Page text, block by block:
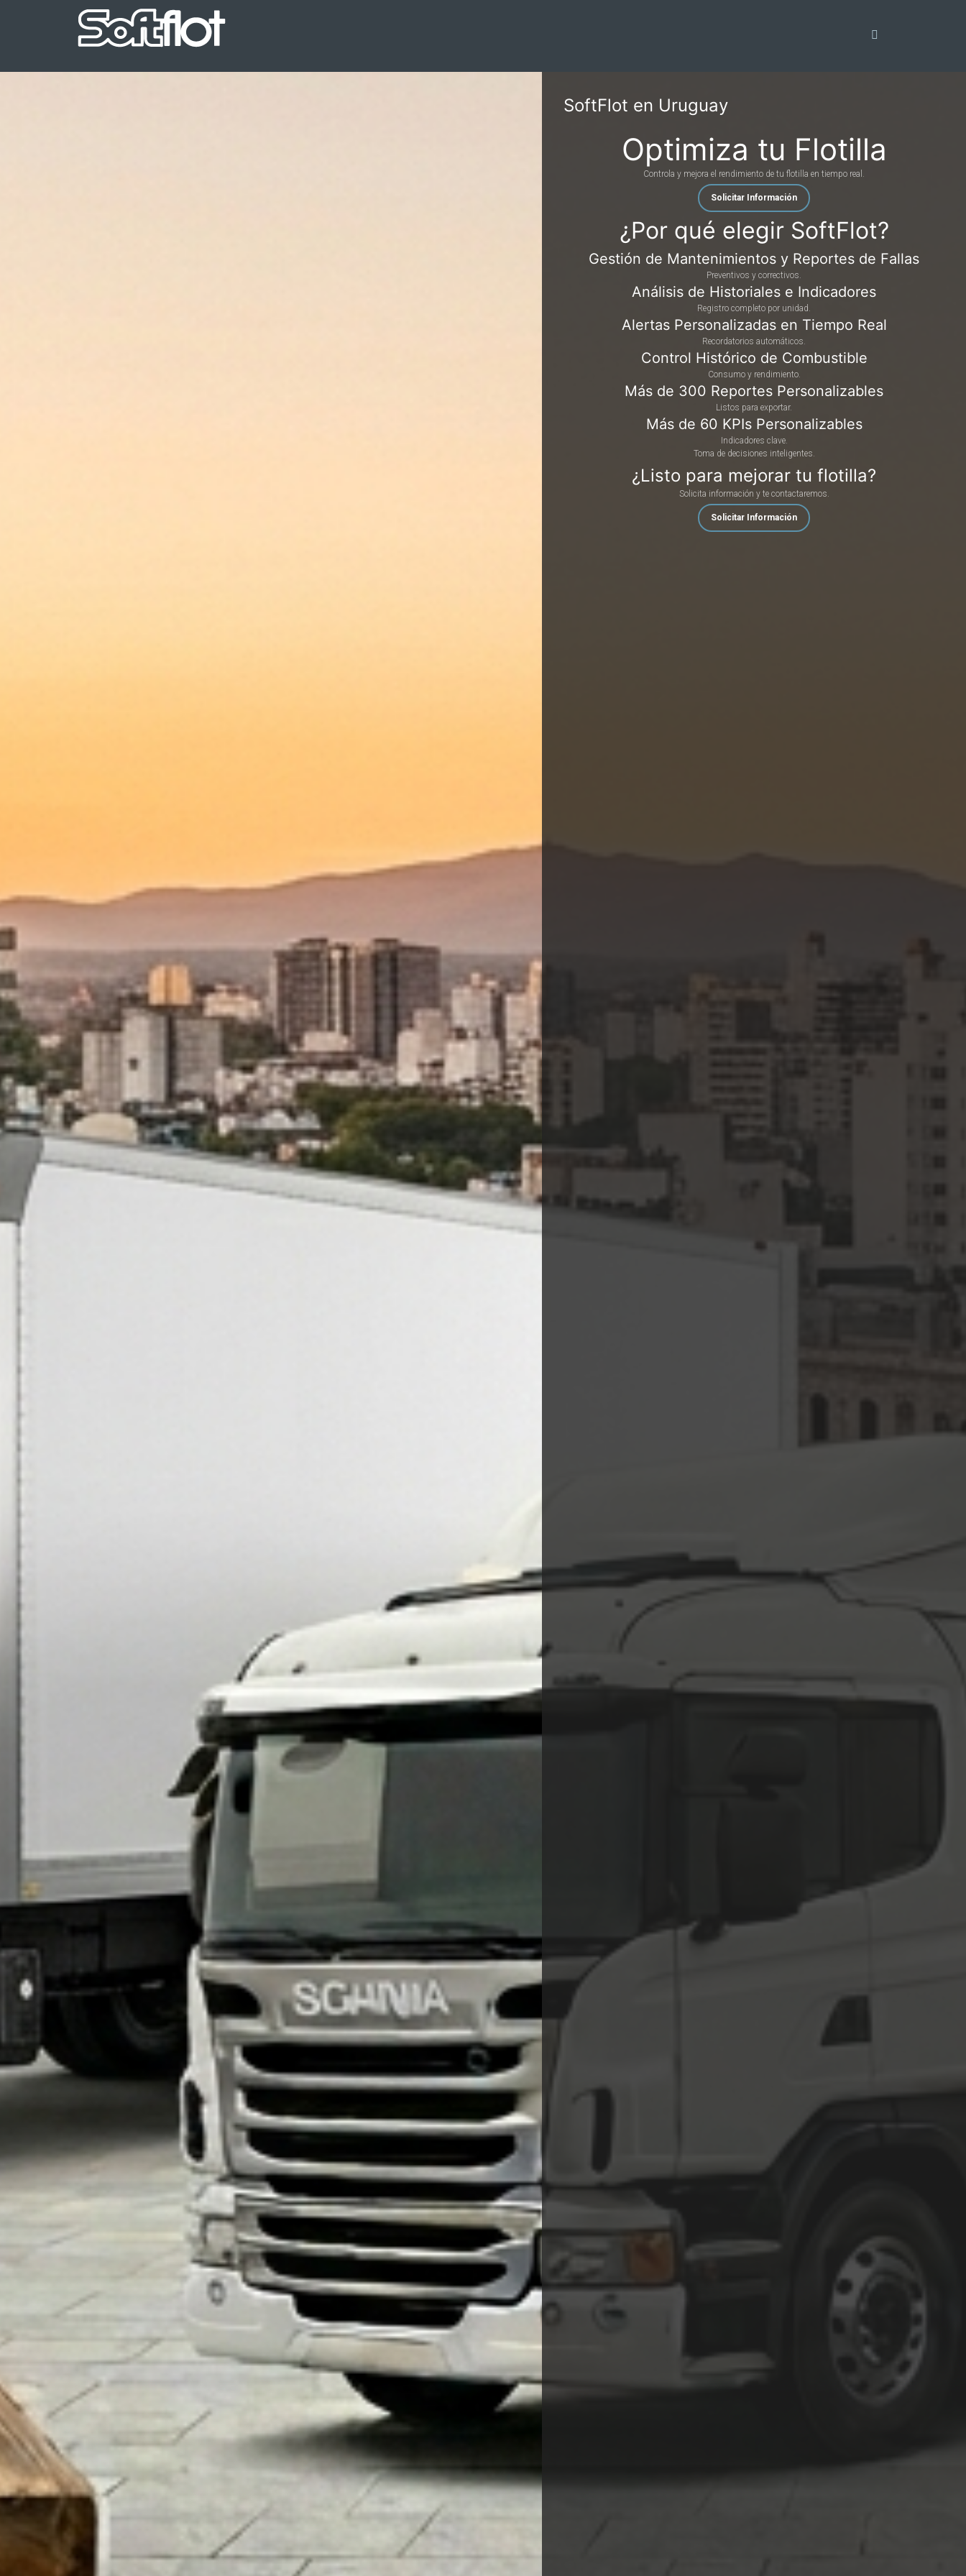
SoftFlot en Uruguay
Optimiza tu Flotilla
Controla y mejora el rendimiento de tu flotilla en tiempo real.
Solicitar Información
¿Por qué elegir SoftFlot?
Gestión de Mantenimientos y Reportes de Fallas
Preventivos y correctivos.
Análisis de Historiales e Indicadores
Registro completo por unidad.
Alertas Personalizadas en Tiempo Real
Recordatorios automáticos.
Control Histórico de Combustible
Consumo y rendimiento.
Más de 300 Reportes Personalizables
Listos para exportar.
Más de 60 KPIs Personalizables
Indicadores clave.
Toma de decisiones inteligentes.
¿Listo para mejorar tu flotilla?
Solicita información y te contactaremos.
Solicitar Información